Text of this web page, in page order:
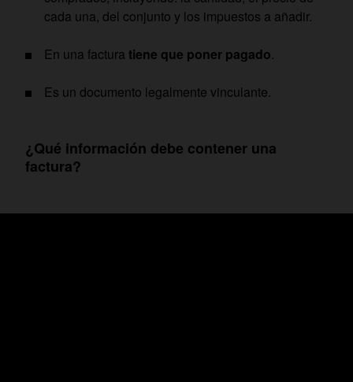
cada una, del conjunto y los impuestos a añadir.
En una factura tiene que poner pagado.
Es un documento legalmente vinculante.
¿Qué información debe contener una
factura?